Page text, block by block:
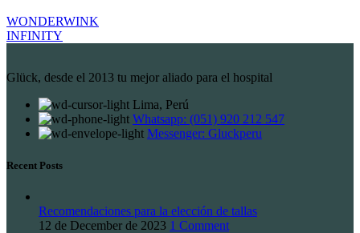
WONDERWINK
INFINITY
Glück, desde el 2013 tu mejor aliado para el hospital
Lima, Perú
Whatsapp: (051) 920 212 547
Messenger: Gluckperu
Recent Posts
Recomendaciones para la elección de tallas
12 de December de 2023 1 Comment